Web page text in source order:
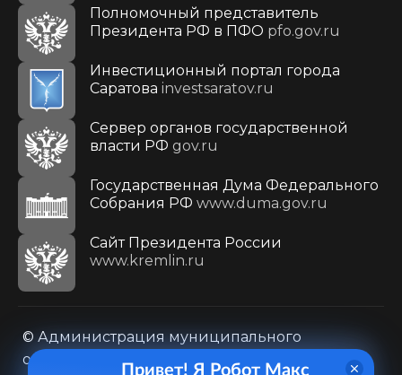
Полномочный представитель
Президента РФ в ПФО pfo.gov.ru
Инвестиционный портал города
Саратова investsaratov.ru
Сервер органов государственной
власти РФ gov.ru
Государственная Дума Федерального
Собрания РФ www.duma.gov.ru
Cайт Президента России
www.kremlin.ru
© Администрация муниципального
образования городского округа «Город
Привет! Я Робот Макс